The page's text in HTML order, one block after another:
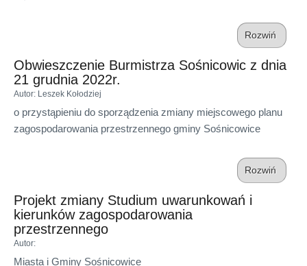
Rozwiń
Obwieszczenie Burmistrza Sośnicowic z dnia
21 grudnia 2022r.
Autor: Leszek Kołodziej
o przystąpieniu do sporządzenia zmiany miejscowego planu
zagospodarowania przestrzennego gminy Sośnicowice
Rozwiń
Projekt zmiany Studium uwarunkowań i
kierunków zagospodarowania
przestrzennego
Autor:
Miasta i Gminy Sośnicowice